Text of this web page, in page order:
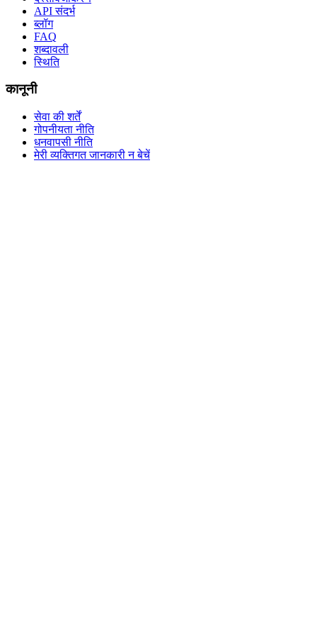
API संदर्भ
ब्लॉग
FAQ
शब्दावली
स्थिति
कानूनी
सेवा की शर्तें
गोपनीयता नीति
धनवापसी नीति
मेरी व्यक्तिगत जानकारी न बेचें